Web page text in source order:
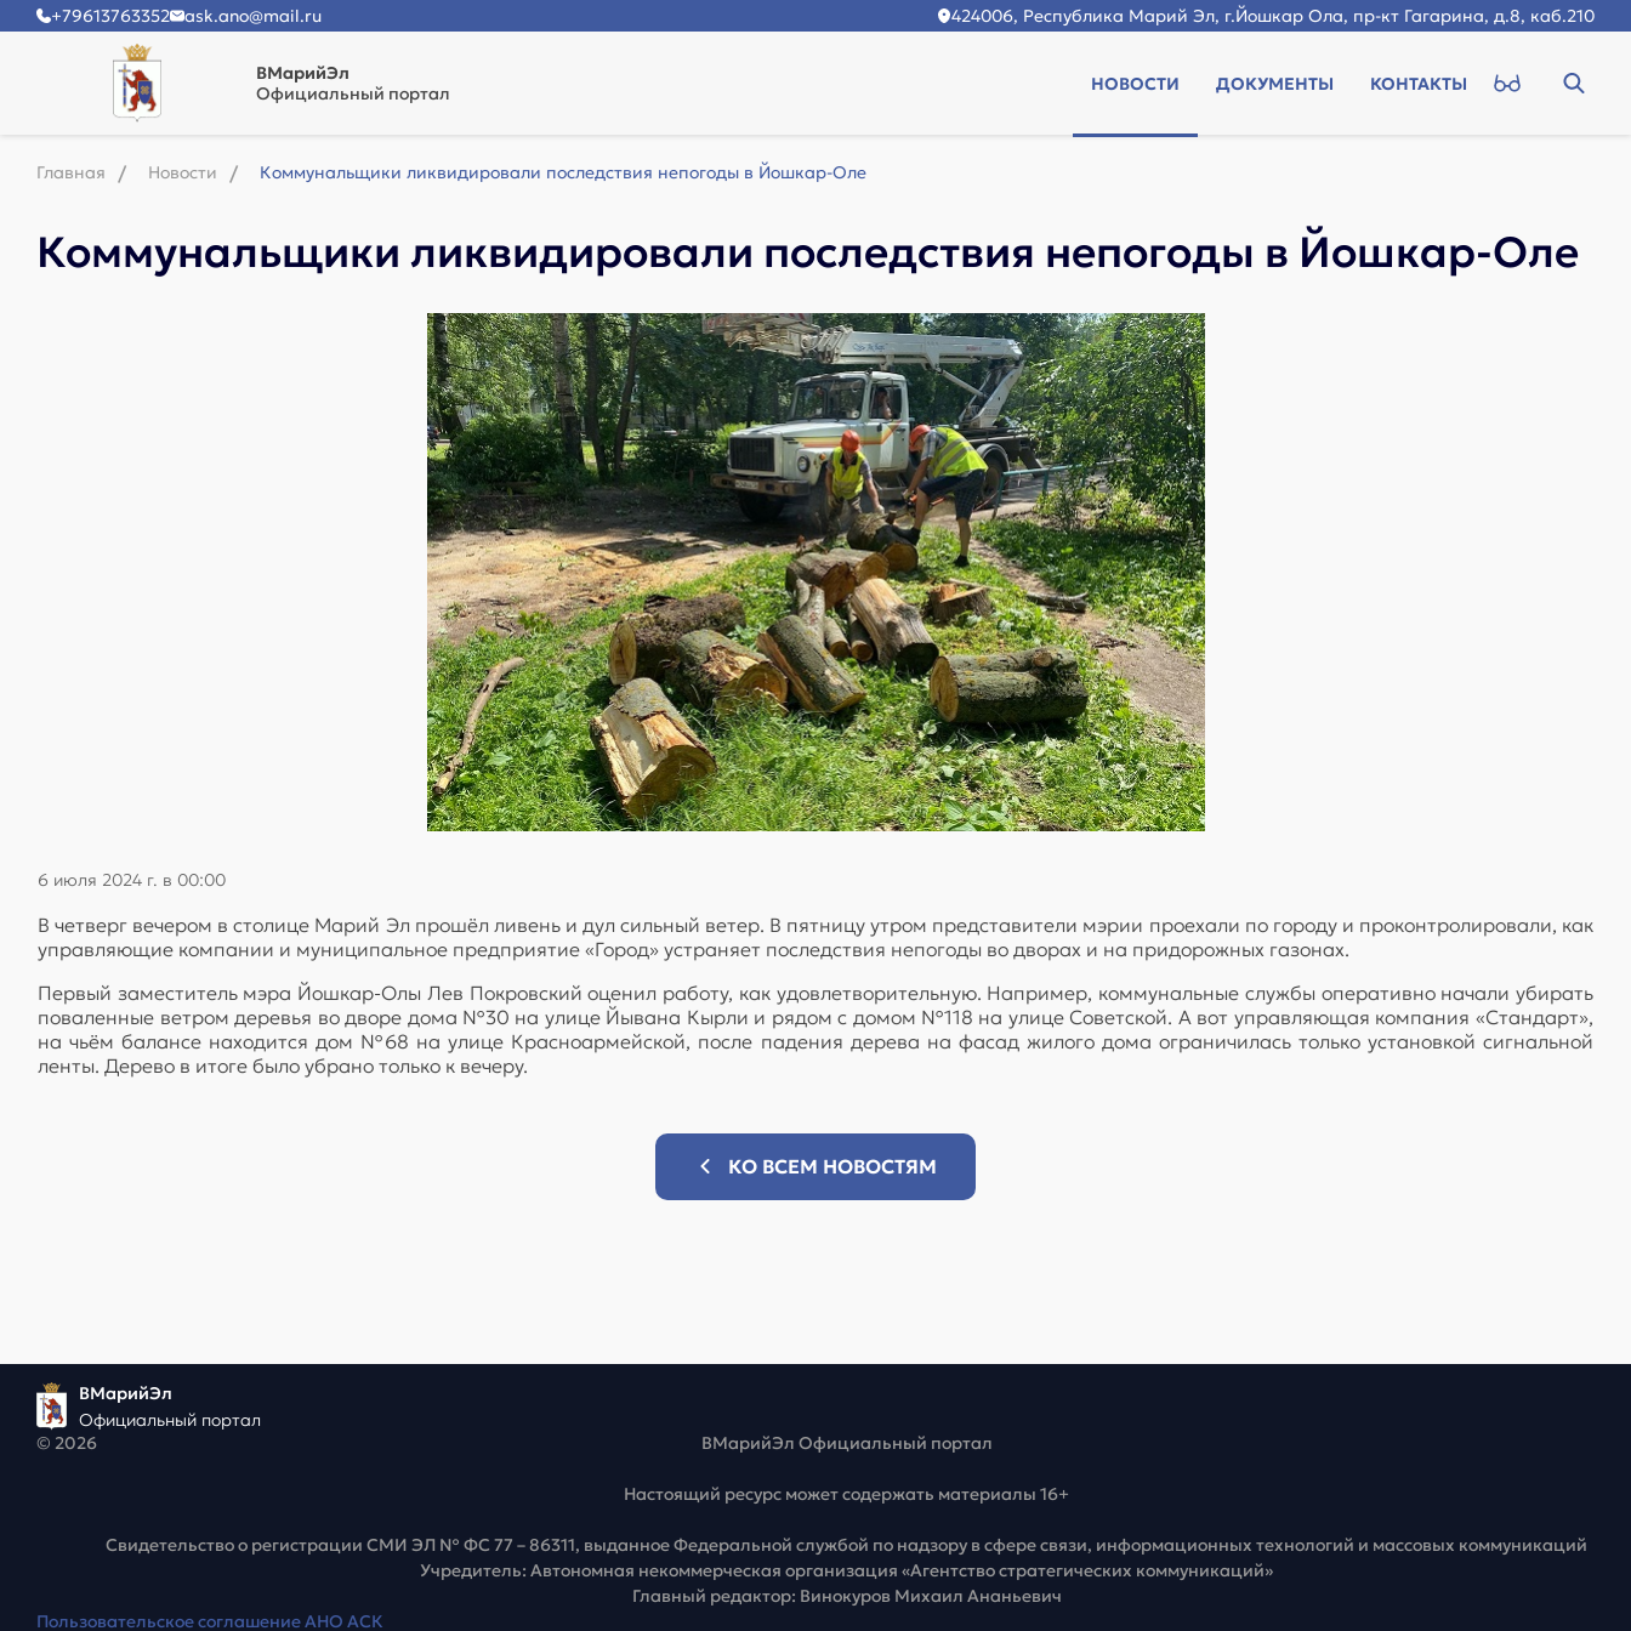
+79613763352 ask.ano@mail.ru 424006, Республика Марий Эл, г.Йошкар Ола, пр-кт Гагарина, д.8, каб.210
ВМарийЭл
Официальный портал
НОВОСТИ ДОКУМЕНТЫ КОНТАКТЫ
Главная Новости Коммунальщики ликвидировали последствия непогоды в Йошкар-Оле
Коммунальщики ликвидировали последствия непогоды в Йошкар-Оле
6 июля 2024 г. в 00:00
В четверг вечером в столице Марий Эл прошёл ливень и дул сильный ветер. В пятницу утром представители мэрии проехали по городу и проконтролировали, как
управляющие компании и муниципальное предприятие «Город» устраняет последствия непогоды во дворах и на придорожных газонах.
Первый заместитель мэра Йошкар-Олы Лев Покровский оценил работу, как удовлетворительную. Например, коммунальные службы оперативно начали убирать
поваленные ветром деревья во дворе дома №30 на улице Йывана Кырли и рядом с домом №118 на улице Советской. А вот управляющая компания «Стандарт»,
на чьём балансе находится дом №68 на улице Красноармейской, после падения дерева на фасад жилого дома ограничилась только установкой сигнальной
ленты. Дерево в итоге было убрано только к вечеру.
КО ВСЕМ НОВОСТЯМ
ВМарийЭл
Официальный портал
© 2026
ВМарийЭл Официальный портал
Настоящий ресурс может содержать материалы 16+
Свидетельство о регистрации СМИ ЭЛ № ФС 77 – 86311, выданное Федеральной службой по надзору в сфере связи, информационных технологий и массовых коммуникаций
Учредитель: Автономная некоммерческая организация «Агентство стратегических коммуникаций»
Главный редактор: Винокуров Михаил Ананьевич
Пользовательское соглашение АНО АСК